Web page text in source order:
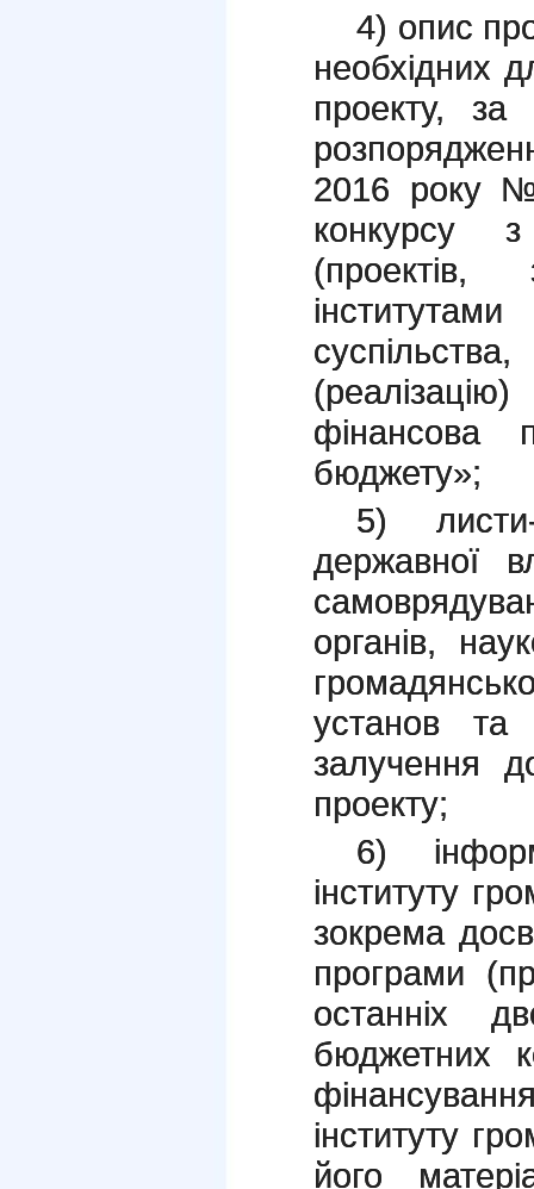
4) опис
необхідних
проекту,
2016 року
конкурсу
(проектів,
фінансова
бюджету»;
5) листи-
державної
органів,
установ та
залучення
проекту;
6)
інституту
зокрема
програми
останніх
бюджетних
інституту
його